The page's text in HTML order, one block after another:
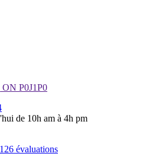
ON P0J1P0
de 10h am à 4h pm
126 évaluations